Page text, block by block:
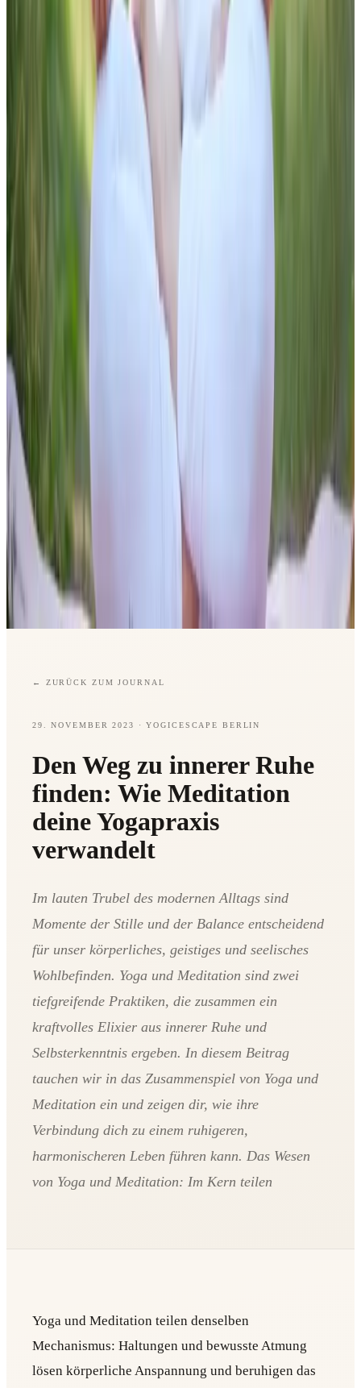
← ZURÜCK ZUM JOURNAL
29. NOVEMBER 2023 · YOGICESCAPE BERLIN
Den Weg zu innerer Ruhe
finden: Wie Meditation
deine Yogapraxis
verwandelt
Im lauten Trubel des modernen Alltags sind
Momente der Stille und der Balance entscheidend
für unser körperliches, geistiges und seelisches
Wohlbefinden. Yoga und Meditation sind zwei
tiefgreifende Praktiken, die zusammen ein
kraftvolles Elixier aus innerer Ruhe und
Selbsterkenntnis ergeben. In diesem Beitrag
tauchen wir in das Zusammenspiel von Yoga und
Meditation ein und zeigen dir, wie ihre
Verbindung dich zu einem ruhigeren,
harmonischeren Leben führen kann. Das Wesen
von Yoga und Meditation: Im Kern teilen
Yoga und Meditation teilen denselben
Mechanismus: Haltungen und bewusste Atmung
lösen körperliche Anspannung und beruhigen das